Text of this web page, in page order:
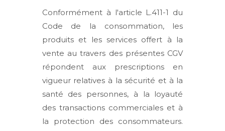
Conformément à l'article L.411-1 du
Code de la consommation, les
produits et les services offert à la
vente au travers des présentes CGV
répondent aux prescriptions en
vigueur relatives à la sécurité et à la
santé des personnes, à la loyauté
des transactions commerciales et à
la protection des consommateurs.